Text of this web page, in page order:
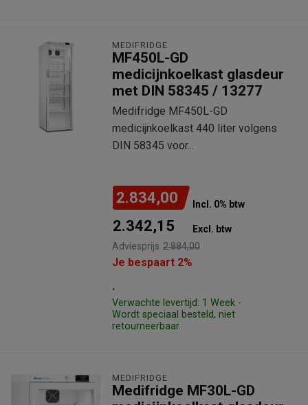
MEDIFRIDGE
MF450L-GD
medicijnkoelkast glasdeur
met DIN 58345 / 13277
Medifridge MF450L-GD
medicijnkoelkast 440 liter volgens
DIN 58345 voor...
2.834,00 Incl. 0% btw
2.342,15 Excl. btw
Adviesprijs 2.884,00
Je bespaart 2%
.
Verwachte levertijd: 1 Week -
Wordt speciaal besteld, niet
retourneerbaar.
MEDIFRIDGE
Medifridge MF30L-GD